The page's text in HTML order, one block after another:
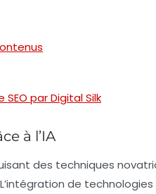
par Digital Silk
à l’IA
des techniques
de